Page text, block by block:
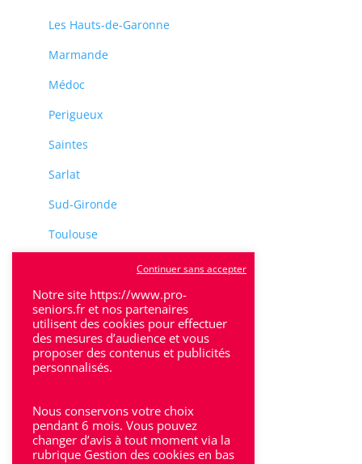
Les Hauts-de-Garonne
Marmande
Médoc
Perigueux
Saintes
Sarlat
Sud-Gironde
Toulouse
Villeneuve-Sur-Lot
Bron
Lyon
Notre site https://www.pro-
seniors.fr et nos partenaires
utilisent des cookies pour effectuer
des mesures d’audience et vous
proposer des contenus et publicités
personnalisés.
Nous conservons votre choix
pendant 6 mois. Vous pouvez
changer d’avis à tout moment via la
rubrique Gestion des cookies en bas
Continuer sans accepter